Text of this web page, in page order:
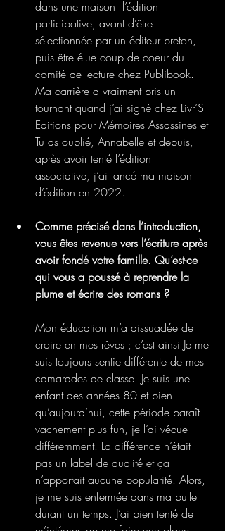
dans une maison  l’édition
participative, avant d’être
sélectionnée par un éditeur breton,
puis être élue coup de coeur du
comité de lecture chez Publibook.
Ma carrière a vraiment pris un
tournant quand j’ai signé chez Livr’S
Editions pour Mémoires Assassines et
Tu as oublié, Annabelle et depuis,
après avoir tenté l’édition
associative, j’ai lancé ma maison
d’édition en 2022.
Comme précisé dans l’introduction,
vous êtes revenue vers l’écriture après
avoir fondé votre famille. Qu’est-ce
qui vous a poussé à reprendre la
plume et écrire des romans ?
Mon éducation m’a dissuadée de
croire en mes rêves ; c’est ainsi Je me
suis toujours sentie différente de mes
camarades de classe. Je suis une
enfant des années 80 et bien
qu’aujourd’hui, cette période paraît
vachement plus fun, je l’ai vécue
différemment. La différence n’était
pas un label de qualité et ça
n’apportait aucune popularité. Alors,
je me suis enfermée dans ma bulle
durant un temps. J’ai bien tenté de